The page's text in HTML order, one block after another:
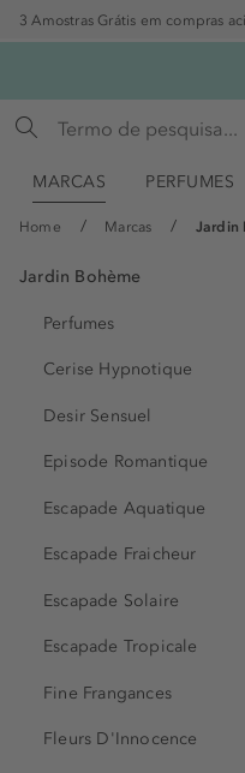
3 Amostras Grátis em compras
MARCAS PERFUMES
Home Marcas Jardin
Jardin Bohème
Perfumes
Cerise Hypnotique
Desir Sensuel
Episode Romantique
Escapade Aquatique
Escapade Fraicheur
Escapade Solaire
Escapade Tropicale
Fine Frangances
Fleurs D'Innocence